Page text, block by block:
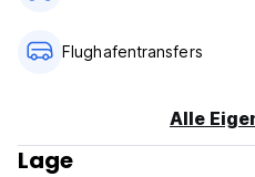
Flughafentransfers
Alle
Lage